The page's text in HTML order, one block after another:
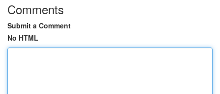
Comments
Submit a Comment
No HTML